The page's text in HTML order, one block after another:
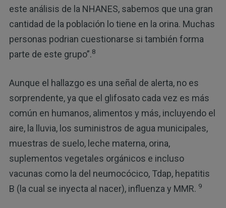
este análisis de la NHANES, sabemos que una gran
cantidad de la población lo tiene en la orina. Muchas
personas podrian cuestionarse si también forma
parte de este grupo”.8
Aunque el hallazgo es una señal de alerta, no es
sorprendente, ya que el glifosato cada vez es más
común en humanos, alimentos y más, incluyendo el
aire, la lluvia, los suministros de agua municipales,
muestras de suelo, leche materna, orina,
suplementos vegetales orgánicos e incluso
vacunas como la del neumocócico, Tdap, hepatitis
B (la cual se inyecta al nacer), influenza y MMR. 9